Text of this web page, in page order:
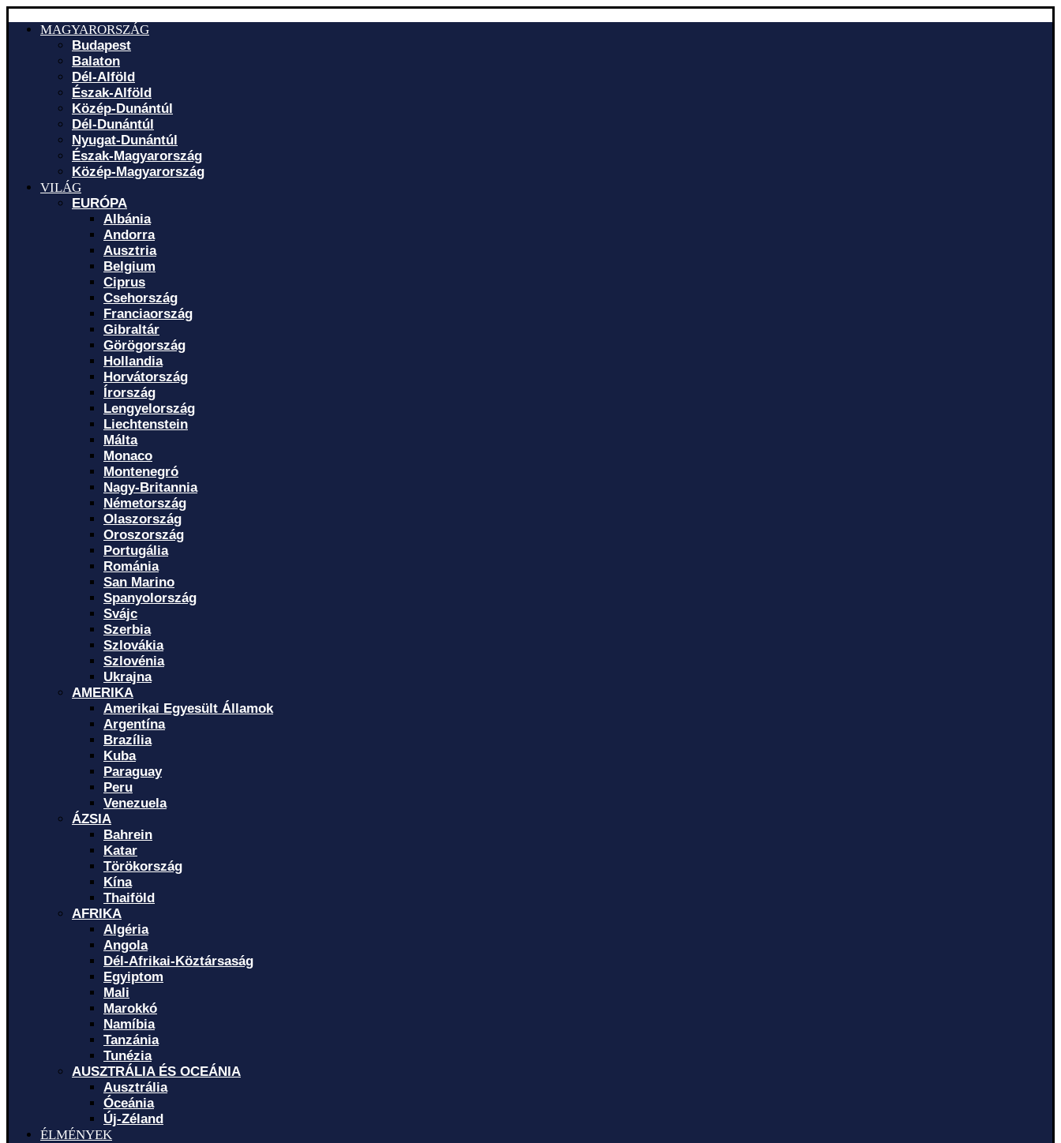
MAGYARORSZÁG
Budapest
Balaton
Dél-Alföld
Észak-Alföld
Közép-Dunántúl
Dél-Dunántúl
Nyugat-Dunántúl
Észak-Magyarország
Közép-Magyarország
VILÁG
EURÓPA
Albánia
Andorra
Ausztria
Belgium
Ciprus
Csehország
Franciaország
Gibraltár
Görögország
Hollandia
Horvátország
Írország
Lengyelország
Liechtenstein
Málta
Monaco
Montenegró
Nagy-Britannia
Németország
Olaszország
Oroszország
Portugália
Románia
San Marino
Spanyolország
Svájc
Szerbia
Szlovákia
Szlovénia
Ukrajna
AMERIKA
Amerikai Egyesült Államok
Argentína
Brazília
Kuba
Paraguay
Peru
Venezuela
ÁZSIA
Bahrein
Katar
Törökország
Kína
Thaiföld
AFRIKA
Algéria
Angola
Dél-Afrikai-Köztársaság
Egyiptom
Mali
Marokkó
Namíbia
Tanzánia
Tunézia
AUSZTRÁLIA ÉS OCEÁNIA
Ausztrália
Óceánia
Új-Zéland
ÉLMÉNYEK